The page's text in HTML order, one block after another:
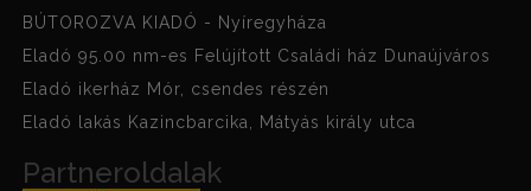
BÚTOROZVA KIADÓ - Nyíregyháza
Eladó 95.00 nm-es Felújított Családi ház Dunaújváros
Eladó ikerház Mór, csendes részén
Eladó lakás Kazincbarcika, Mátyás király utca
Partneroldalak